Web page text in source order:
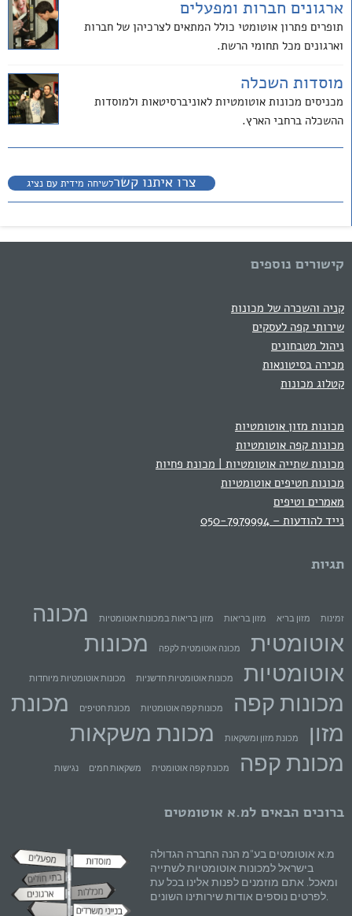
ארגונים חברות ומפעלים
תופרים פתרון אוטומטי כולל המתאים לצרכיהן של חברות
וארגונים מכל תחומי הרשת.
מוסדות השכלה
מכניסים מכונות אוטומטיות לאוניברסיטאות ולמוסדות
ההשכלה ברחבי הארץ.
צרו איתנו קשרלשיחה מידית עם נציג
קישורים נוספים
קניה והשכרה של מכונות
שירותי קפה לעסקים
ניהול מטבחונים
מכירה בסיטונאות
קטלוג מכונות
מכונות מזון אוטומטיות
מכונות קפה אוטומטיות
מכונות שתייה אוטומטיות | מכונת פחיות
מכונות חטיפים אוטומטיות
מאמרים וטיפים
נייד להודעות – 050-7979994
תגיות
זמינות מזון בריא מזון בריאות מזון בריאות במכונות אוטומטיות
מכונה
אוטומטית
מכונה אוטומטית לקפה
מכונות
אוטומטיות
מכונות אוטומטיות חדשניות מכונות אוטומטיות מיוחדות
מכונות קפה מכונות קפה אוטומטיות מכונת חטיפים
מכונת
מזון
מכונת מזון ומשקאות
מכונת משקאות
מכונת קפה
מכונת קפה אוטומטית משקאות חמים נגישות
ברוכים הבאים למ.א אוטומטים
מ.א אוטומטים בע"מ הנה החברה הגדולה
בישראל למכונות אוטומטיות לשתייה
ומאכל. אתם מוזמנים לפנות אלינו בכל עת
לפרטים נוספים אודות שירותינו השונים.